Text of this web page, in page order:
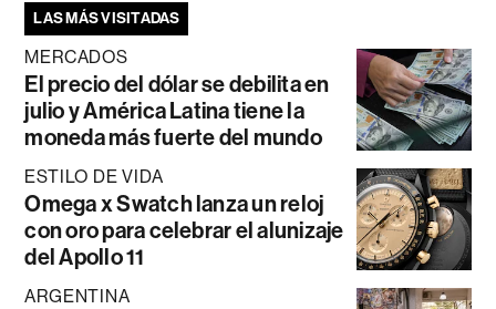
LAS MÁS VISITADAS
MERCADOS
El precio del dólar se debilita en
julio y América Latina tiene la
moneda más fuerte del mundo
ESTILO DE VIDA
Omega x Swatch lanza un reloj
con oro para celebrar el alunizaje
del Apollo 11
ARGENTINA